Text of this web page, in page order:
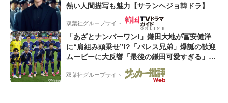
熱い人間描写も魅力【サランヘジョ韓ドラ】
双葉社グループサイト
「あざとナンバーワン!」鎌田大地が冨安健洋
に“肩組み頭乗せ”!?「パレス兄弟」爆誕の歓迎
ムービーに大反響「最後の鎌田可愛すぎる」
「粋にも程がある!」
双葉社グループサイト